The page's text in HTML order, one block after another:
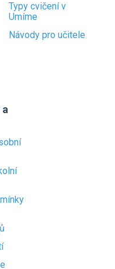
Typy cvičení v
Umíme
Návody pro učitele